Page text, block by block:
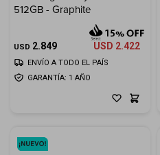
512GB - Graphite
USD 2.849 USD 2.422
GARANTÍA: 1 AÑO
ENVÍO A TODO EL PAÍS